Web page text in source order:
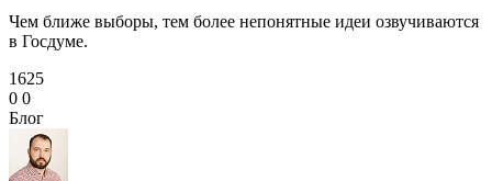
Чем ближе выборы, тем более непонятные идеи озвучиваются
в Госдуме.
1625
0 0
Блог